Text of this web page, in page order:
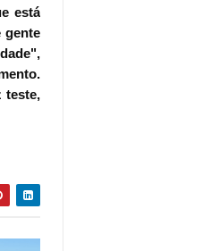
está
gente
teste,